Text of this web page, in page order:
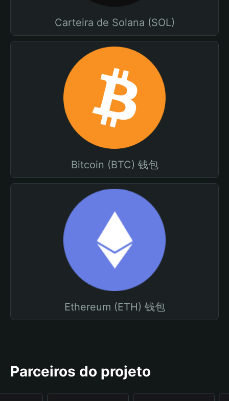
Carteira de Solana (SOL)
Bitcoin (BTC) 钱包
Ethereum (ETH) 钱包
Parceiros do projeto